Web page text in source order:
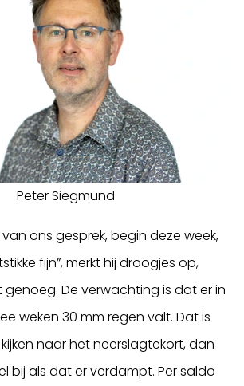
Peter Siegmund
ons gesprek, begin deze week,
fijn”, merkt hij droogjes op,
genoeg. De verwachting is dat er in
weken 30 mm regen valt. Dat is
naar het neerslagtekort, dan
bij als dat er verdampt. Per saldo